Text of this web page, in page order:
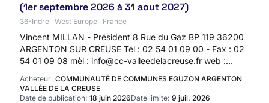
(1er septembre 2026 à 31 aout 2027)
36-Indre · West Europe · France
Vincent MILLAN - Président 8 Rue du Gaz BP 119 36200
ARGENTON SUR CREUSE Tél : 02 54 01 09 00 - Fax : 02
54 01 09 08 mèl : info@cc-valleedelacreuse.fr web :
http://www.pro-marchespublics.com SIRET 24…
Acheteur: COMMUNAUTÉ DE COMMUNES EGUZON ARGENTON
VALLÉE DE LA CREUSE
Date de publication: 18 juin 2026Date limite: 9 juil. 2026